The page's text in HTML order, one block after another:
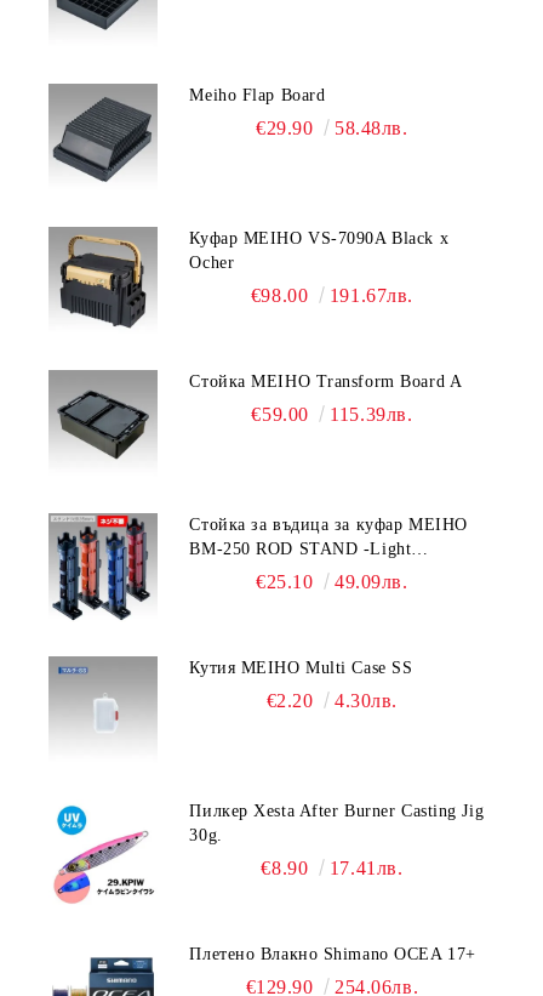
Meiho Flap Board
€29.90 58.48лв.
Куфар MEIHO VS-7090A Black x
Ocher
€98.00 191.67лв.
Стойка MEIHO Transform Board A
€59.00 115.39лв.
Стойка за въдица за куфар MEIHO
BM-250 ROD STAND -Light
Blue/Black color
€25.10 49.09лв.
Кутия MEIHO Multi Case SS
€2.20 4.30лв.
Пилкер Xesta After Burner Casting Jig
30g.
€8.90 17.41лв.
Плетено Влакно Shimano OCEA 17+
€129.90 254.06лв.